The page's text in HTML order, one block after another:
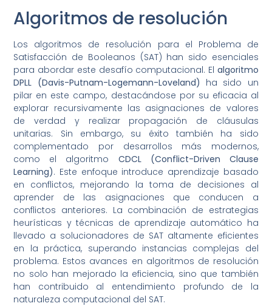
Algoritmos de resolución
Los algoritmos de resolución para el Problema de
Satisfacción de Booleanos (SAT) han sido esenciales
para abordar este desafío computacional. El algoritmo
DPLL (Davis-Putnam-Logemann-Loveland) ha sido un
pilar en este campo, destacándose por su eficacia al
explorar recursivamente las asignaciones de valores
de verdad y realizar propagación de cláusulas
unitarias. Sin embargo, su éxito también ha sido
complementado por desarrollos más modernos,
como el algoritmo CDCL (Conflict-Driven Clause
Learning). Este enfoque introduce aprendizaje basado
en conflictos, mejorando la toma de decisiones al
aprender de las asignaciones que conducen a
conflictos anteriores. La combinación de estrategias
heurísticas y técnicas de aprendizaje automático ha
llevado a solucionadores de SAT altamente eficientes
en la práctica, superando instancias complejas del
problema. Estos avances en algoritmos de resolución
no solo han mejorado la eficiencia, sino que también
han contribuido al entendimiento profundo de la
naturaleza computacional del SAT.